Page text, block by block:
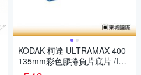
KODAK 柯達 ULTRAMAX 400
135mm彩色膠捲負片底片 /ISO
400 36張